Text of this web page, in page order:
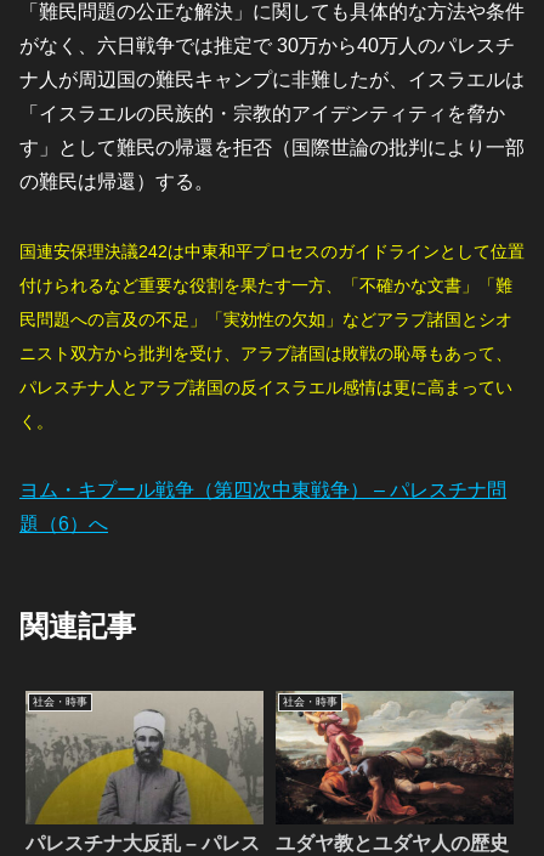
「難民問題の公正な解決」に関しても具体的な方法や条件
がなく、六日戦争では推定で 30万から40万人のパレスチ
ナ人が周辺国の難民キャンプに非難したが、イスラエルは
「イスラエルの民族的・宗教的アイデンティティを脅か
す」として難民の帰還を拒否（国際世論の批判により一部
の難民は帰還）する。
国連安保理決議242は中東和平プロセスのガイドラインとして位置
付けられるなど重要な役割を果たす一方、「不確かな文書」「難
民問題への言及の不足」「実効性の欠如」などアラブ諸国とシオ
ニスト双方から批判を受け、アラブ諸国は敗戦の恥辱もあって、
パレスチナ人とアラブ諸国の反イスラエル感情は更に高まってい
く。
ヨム・キプール戦争（第四次中東戦争） – パレスチナ問
題（6）へ
関連記事
社会・時事
パレスチナ大反乱 – パレス
社会・時事
ユダヤ教とユダヤ人の歴史